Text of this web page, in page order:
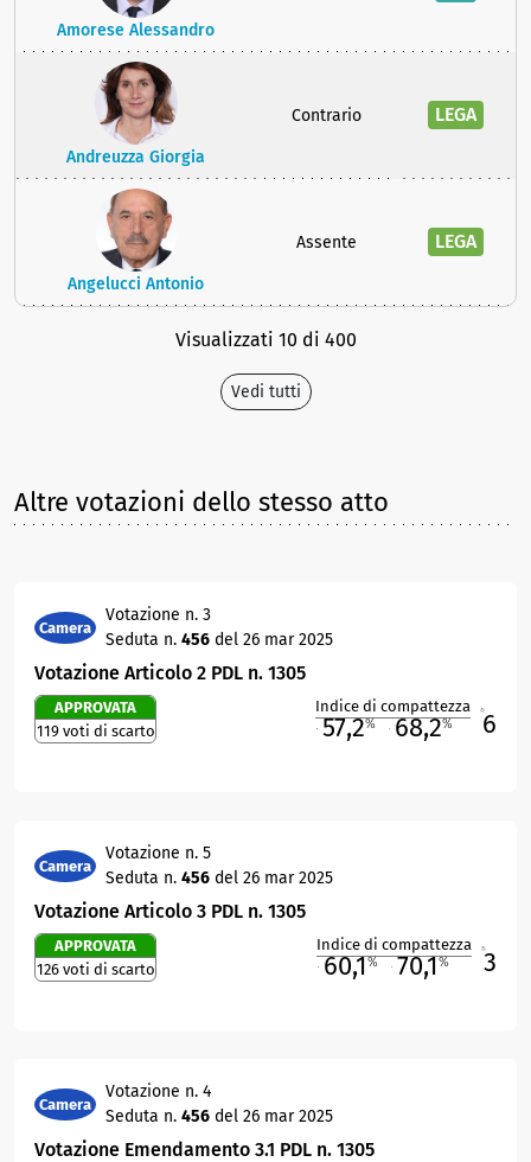
Amorese Alessandro
Andreuzza Giorgia
Contrario LEGA
Angelucci Antonio
Assente LEGA
Visualizzati 10 di 400
Vedi tutti
Altre votazioni dello stesso atto
Camera
Votazione n. 3
Seduta n. 456 del 26 mar 2025
Votazione Articolo 2 PDL n. 1305
APPROVATA
119 voti di scarto
Indice di compattezza
57,2% 68,2% 6
Camera
Votazione n. 5
Seduta n. 456 del 26 mar 2025
Votazione Articolo 3 PDL n. 1305
APPROVATA
126 voti di scarto
Indice di compattezza
60,1% 70,1% 3
Camera
Votazione n. 4
Seduta n. 456 del 26 mar 2025
Votazione Emendamento 3.1 PDL n. 1305